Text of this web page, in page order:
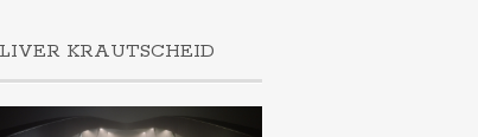
KRAUTSCHEID